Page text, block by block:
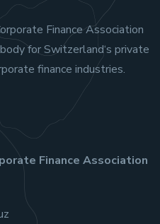
Finance Association
for Switzerland‘s private
finance industries.
Finance Association